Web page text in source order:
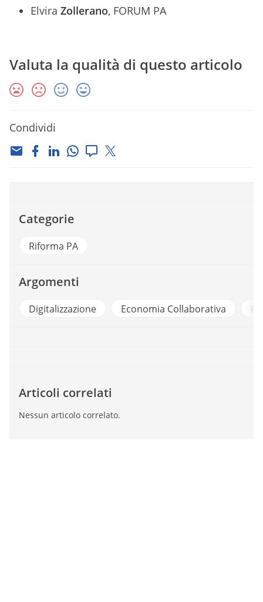
Elvira Zollerano, FORUM PA
Valuta la qualità di questo articolo
Condividi
Categorie
Riforma PA
Argomenti
Digitalizzazione Economia Collaborativa
Articoli correlati
Nessun articolo correlato.